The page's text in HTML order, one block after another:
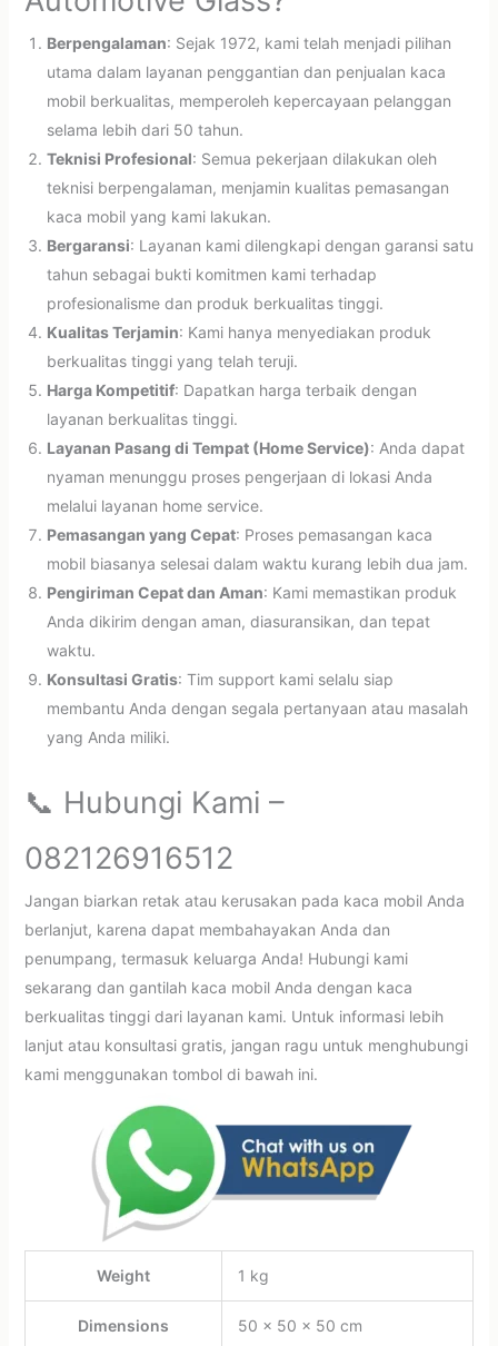
Berpengalaman: Sejak 1972, kami telah menjadi pilihan
utama dalam layanan penggantian dan penjualan kaca
mobil berkualitas, memperoleh kepercayaan pelanggan
selama lebih dari 50 tahun.
Teknisi Profesional: Semua pekerjaan dilakukan oleh
teknisi berpengalaman, menjamin kualitas pemasangan
kaca mobil yang kami lakukan.
Bergaransi: Layanan kami dilengkapi dengan garansi satu
tahun sebagai bukti komitmen kami terhadap
profesionalisme dan produk berkualitas tinggi.
Kualitas Terjamin: Kami hanya menyediakan produk
berkualitas tinggi yang telah teruji.
Harga Kompetitif: Dapatkan harga terbaik dengan
layanan berkualitas tinggi.
Layanan Pasang di Tempat (Home Service): Anda dapat
nyaman menunggu proses pengerjaan di lokasi Anda
melalui layanan home service.
Pemasangan yang Cepat: Proses pemasangan kaca
mobil biasanya selesai dalam waktu kurang lebih dua jam.
Pengiriman Cepat dan Aman: Kami memastikan produk
Anda dikirim dengan aman, diasuransikan, dan tepat
waktu.
Konsultasi Gratis: Tim support kami selalu siap
membantu Anda dengan segala pertanyaan atau masalah
yang Anda miliki.
📞 Hubungi Kami –
082126916512
Jangan biarkan retak atau kerusakan pada kaca mobil Anda
berlanjut, karena dapat membahayakan Anda dan
penumpang, termasuk keluarga Anda! Hubungi kami
sekarang dan gantilah kaca mobil Anda dengan kaca
berkualitas tinggi dari layanan kami. Untuk informasi lebih
lanjut atau konsultasi gratis, jangan ragu untuk menghubungi
kami menggunakan tombol di bawah ini.
Weight 1 kg
Dimensions 50 × 50 × 50 cm